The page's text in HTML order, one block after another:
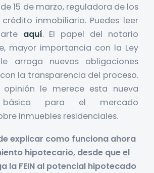
de 15 de marzo, reguladora de los
inmobiliario. Puedes leer
aquí. El papel del notario
mayor importancia con la Ley
arroga nuevas obligaciones
la transparencia del proceso.
opinión le merece esta nueva
básica para el mercado
inmuebles residenciales.
explicar como funciona ahora
hipotecario, desde que el
la FEIN al potencial hipotecado